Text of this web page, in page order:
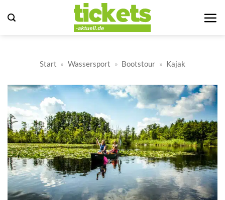
Inhalt
Start » Wassersport » Bootstour » Kajak